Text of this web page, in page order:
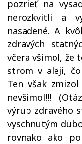
pozrieť na
nerozkvitli a
nasadené. A
zdravých
včera všimol, že
strom v aleji,
Ten však
nevšimol!!!
výrub zdravého
vyschnutým
rovnako ako